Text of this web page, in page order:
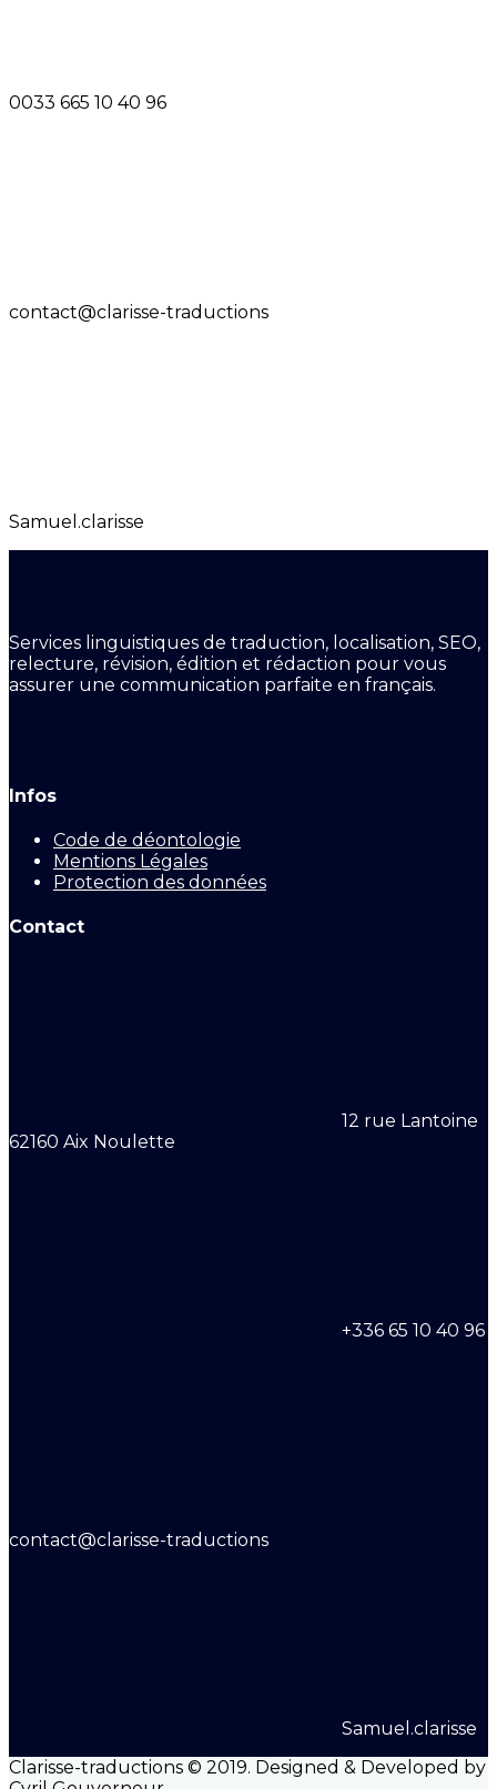
0033 665 10 40 96
contact@clarisse-traductions
Samuel.clarisse
Services linguistiques de traduction, localisation, SEO,
relecture, révision, édition et rédaction pour vous
assurer une communication parfaite en français.
Infos
Code de déontologie
Mentions Légales
Protection des données
Contact
12 rue Lantoine
62160 Aix Noulette
+336 65 10 40 96
contact@clarisse-traductions
Samuel.clarisse
Clarisse-traductions © 2019. Designed & Developed by